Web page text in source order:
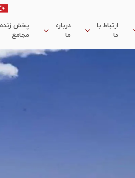
ارتباط با
ما
درباره
ما
پخش زنده
مجامع